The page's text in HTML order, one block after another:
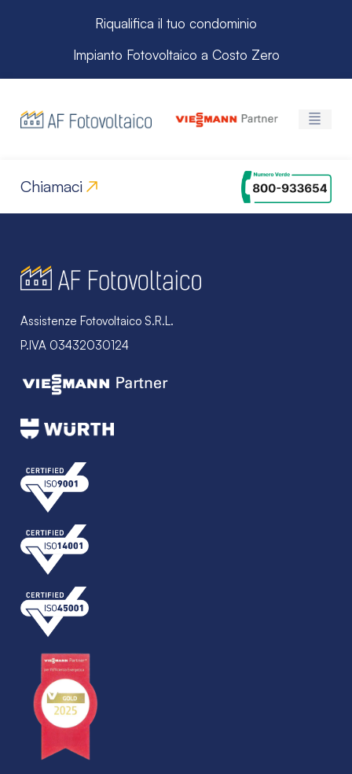
Riqualifica il tuo condominio
Impianto Fotovoltaico a Costo Zero
Chiamaci
Assistenze Fotovoltaico S.R.L.
P.IVA 03432030124